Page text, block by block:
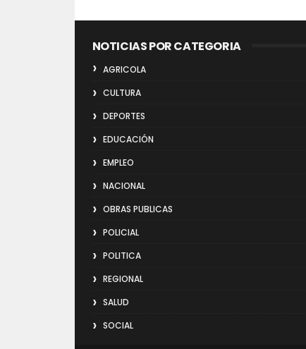
NOTICIAS POR CATEGORIA
AGRICOLA
CULTURA
DEPORTES
EDUCACIÓN
EMPLEO
NACIONAL
OBRAS PUBLICAS
POLICIAL
POLITICA
REGIONAL
SALUD
SOCIAL